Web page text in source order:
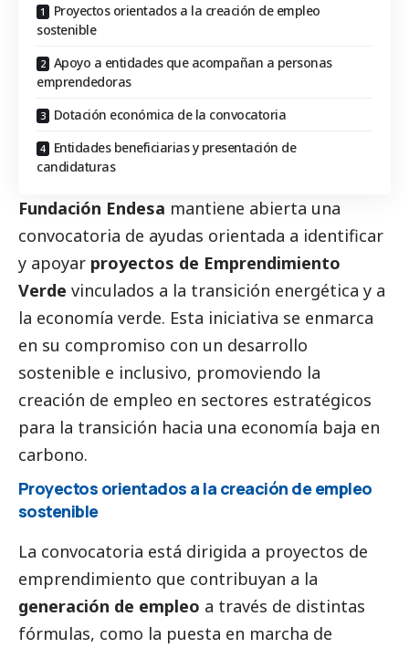
Proyectos orientados a la creación de empleo
sostenible
Apoyo a entidades que acompañan a personas
emprendedoras
Dotación económica de la convocatoria
Entidades beneficiarias y presentación de
candidaturas
Fundación Endesa mantiene abierta una
convocatoria de ayudas orientada a identificar
y apoyar proyectos de Emprendimiento
Verde vinculados a la transición energética y a
la economía verde. Esta iniciativa se enmarca
en su compromiso con un desarrollo
sostenible e inclusivo, promoviendo la
creación de empleo en sectores estratégicos
para la transición hacia una economía baja en
carbono.
Proyectos orientados a la creación de empleo
sostenible
La convocatoria está dirigida a proyectos de
emprendimiento que contribuyan a la
generación de empleo a través de distintas
fórmulas, como la puesta en marcha de